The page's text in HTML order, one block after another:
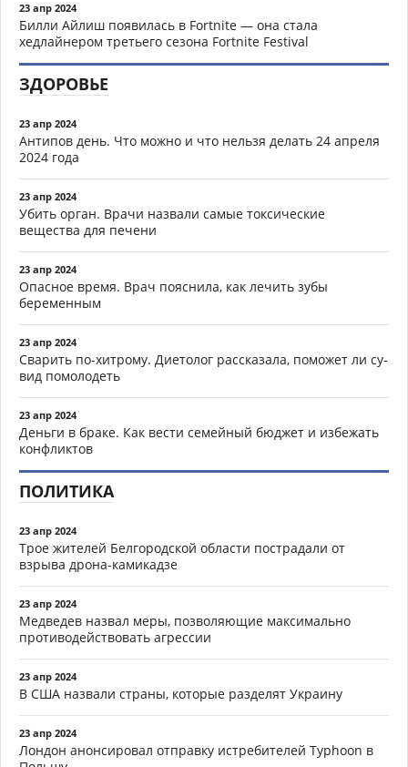
23 апр 2024
Билли Айлиш появилась в Fortnite — она стала
хедлайнером третьего сезона Fortnite Festival
ЗДОРОВЬЕ
23 апр 2024
Антипов день. Что можно и что нельзя делать 24 апреля
2024 года
23 апр 2024
Убить орган. Врачи назвали самые токсические
вещества для печени
23 апр 2024
Опасное время. Врач пояснила, как лечить зубы
беременным
23 апр 2024
Сварить по-хитрому. Диетолог рассказала, поможет ли су-
вид помолодеть
23 апр 2024
Деньги в браке. Как вести семейный бюджет и избежать
конфликтов
ПОЛИТИКА
23 апр 2024
Трое жителей Белгородской области пострадали от
взрыва дрона-камикадзе
23 апр 2024
Медведев назвал меры, позволяющие максимально
противодействовать агрессии
23 апр 2024
В США назвали страны, которые разделят Украину
23 апр 2024
Лондон анонсировал отправку истребителей Typhoon в